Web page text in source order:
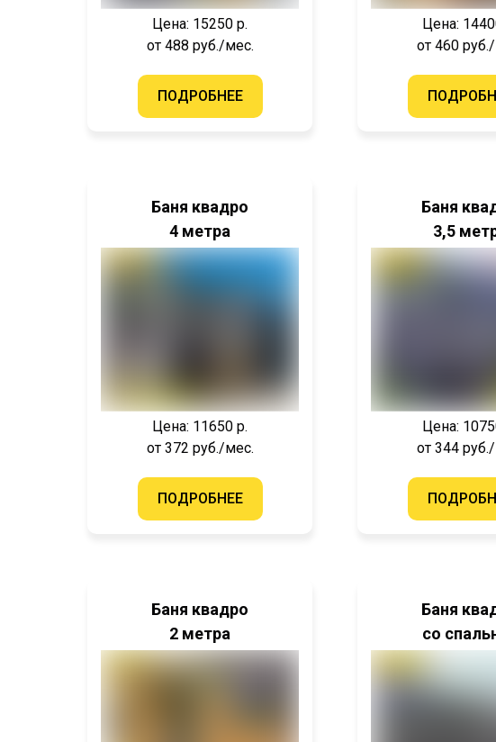
Цена: 15250 р.
от 488 руб./мес.
ПОДРОБНЕЕ
Цена:
от 460
Баня квадро
4 метра
Цена: 11650 р.
от 372 руб./мес.
ПОДРОБНЕЕ
Баня
3,5
Цена:
от 344
Баня квадро
2 метра
Баня
со